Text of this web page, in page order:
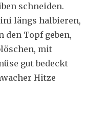
schneiden.
längs halbieren,
den Topf geben,
mit
gut bedeckt
Hitze